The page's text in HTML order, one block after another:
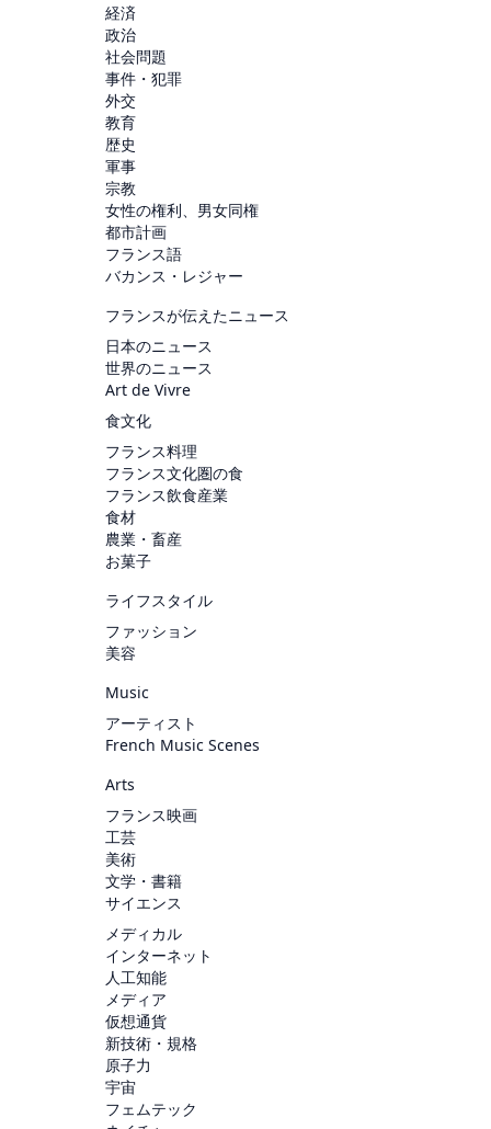
経済
政治
社会問題
事件・犯罪
外交
教育
歴史
軍事
宗教
女性の権利、男女同権
都市計画
フランス語
バカンス・レジャー
フランスが伝えたニュース
日本のニュース
世界のニュース
Art de Vivre
食文化
フランス料理
フランス文化圏の食
フランス飲食産業
食材
農業・畜産
お菓子
ライフスタイル
ファッション
美容
Music
アーティスト
French Music Scenes
Arts
フランス映画
工芸
美術
文学・書籍
サイエンス
メディカル
インターネット
人工知能
メディア
仮想通貨
新技術・規格
原子力
宇宙
フェムテック